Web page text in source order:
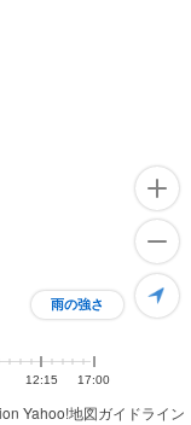
Yahoo!地図ガイドライン
雨の強さ
12:15 17:00